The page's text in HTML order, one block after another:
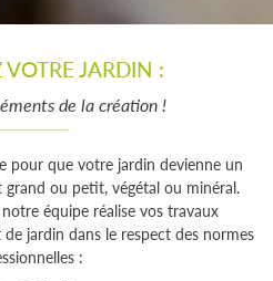
JARDIN :
de la création !
pour que votre jardin devienne un
grand ou petit, végétal ou minéral.
équipe réalise vos travaux
jardin dans le respect des normes
: